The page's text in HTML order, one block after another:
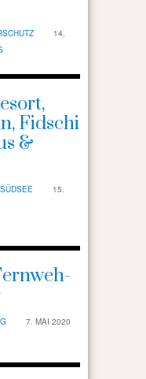
14.
Fidschi
&
SÜDSEE
15.
7. MAI 2020